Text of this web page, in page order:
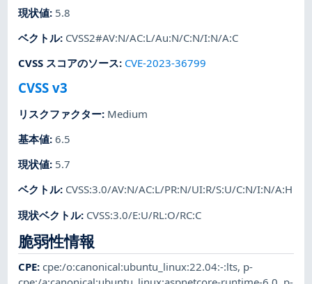
現状値: 5.8
ベクトル: CVSS2#AV:N/AC:L/Au:N/C:N/I:N/A:C
CVSS スコアのソース: CVE-2023-36799
CVSS v3
リスクファクター: Medium
基本値:6.5
現状値: 5.7
ベクトル: CVSS:3.0/AV:N/AC:L/PR:N/UI:R/S:U/C:N/I:N/A:H
現状ベクトル: CVSS:3.0/E:U/RL:O/RC:C
脆弱性情報
CPE:cpe:/o:canonical:ubuntu_linux:22.04:-:lts, p-